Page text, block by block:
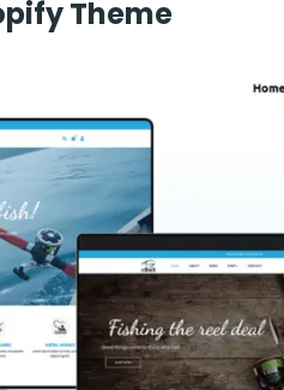
Theme